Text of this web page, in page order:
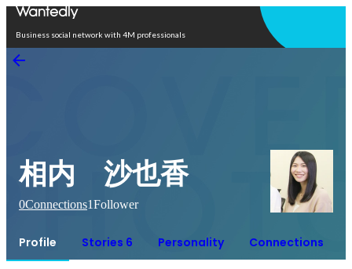
Business social network with 4M professionals
相内 沙也香
0Connections1Follower
Profile Stories 6 Personality Connections